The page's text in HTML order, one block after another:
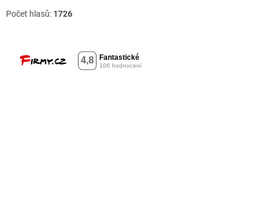
Počet hlasů: 1726